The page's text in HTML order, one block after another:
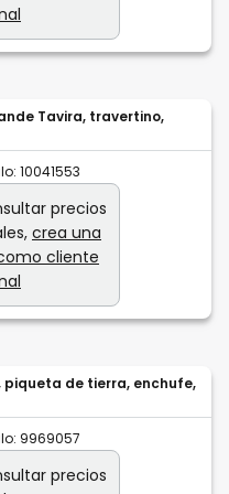
Tavira, travertino,
10041553
precios
crea una
cliente
piqueta de tierra, enchufe,
9969057
precios